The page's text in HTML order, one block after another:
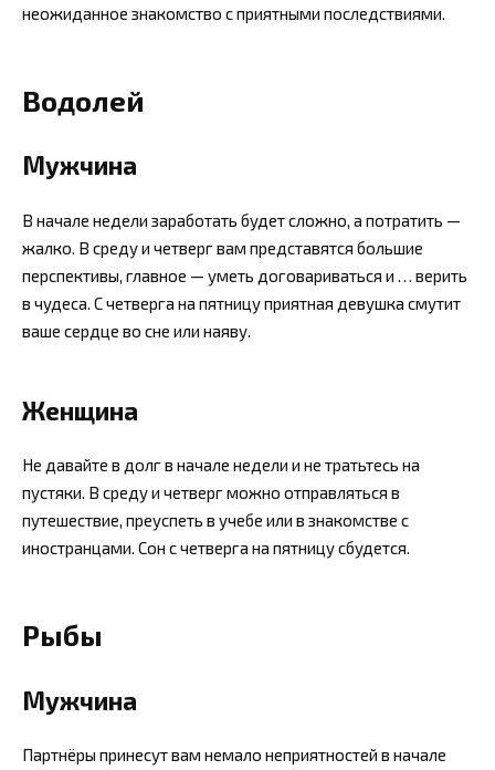
неожиданное знакомство с приятными последствиями.
Водолей
Мужчина
В начале недели заработать будет сложно, а потратить —
жалко. В среду и четверг вам представятся большие
перспективы, главное — уметь договариваться и … верить
в чудеса. С четверга на пятницу приятная девушка смутит
ваше сердце во сне или наяву.
Женщина
Не давайте в долг в начале недели и не тратьтесь на
пустяки. В среду и четверг можно отправляться в
путешествие, преуспеть в учебе или в знакомстве с
иностранцами. Сон с четверга на пятницу сбудется.
Рыбы
Мужчина
Партнёры принесут вам немало неприятностей в начале